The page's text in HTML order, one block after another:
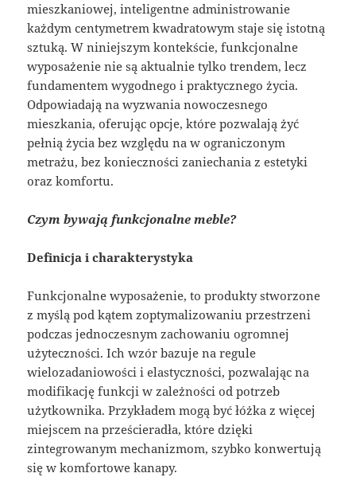
mieszkaniowej, inteligentne administrowanie
każdym centymetrem kwadratowym staje się istotną
sztuką. W niniejszym kontekście, funkcjonalne
wyposażenie nie są aktualnie tylko trendem, lecz
fundamentem wygodnego i praktycznego życia.
Odpowiadają na wyzwania nowoczesnego
mieszkania, oferując opcje, które pozwalają żyć
pełnią życia bez względu na w ograniczonym
metrażu, bez konieczności zaniechania z estetyki
oraz komfortu.
Czym bywają funkcjonalne meble?
Definicja i charakterystyka
Funkcjonalne wyposażenie, to produkty stworzone
z myślą pod kątem zoptymalizowaniu przestrzeni
podczas jednoczesnym zachowaniu ogromnej
użyteczności. Ich wzór bazuje na regule
wielozadaniowości i elastyczności, pozwalając na
modifikację funkcji w zależności od potrzeb
użytkownika. Przykładem mogą być łóżka z więcej
miejscem na prześcieradła, które dzięki
zintegrowanym mechanizmom, szybko konwertują
się w komfortowe kanapy.